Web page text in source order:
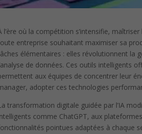
l’ère où la compétition s’intensifie,
entreprise souhaitant maximiser sa
élémentaires : elles révolutionnent la
de données. Ces outils intelligents
aux équipes de concentrer leur
adopter ces technologies
transformation digitale guidée par l’IA
comme ChatGPT, aux
pointues adaptées à chaque